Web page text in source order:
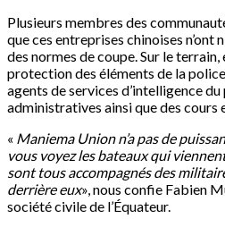
Plusieurs membres des
que ces entreprises chinoises n’ont
des normes de coupe. Sur le
protection des éléments de la
agents de services d’intelligence
administratives ainsi que des cours
« Maniema Union n’a pas de
vous voyez les bateaux qui
sont tous accompagnés des
derrière eux», nous confie Fabien
société civile de l’Équateur.